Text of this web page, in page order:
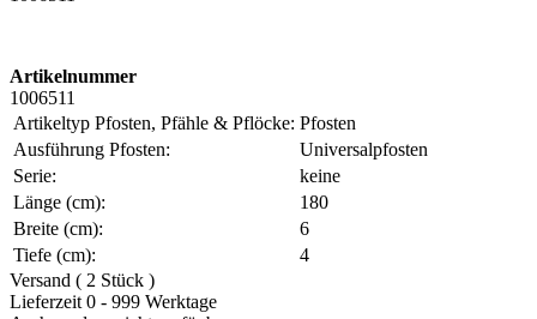
Artikelnummer
1006511
Artikeltyp Pfosten, Pfähle & Pflöcke: Pfosten
Ausführung Pfosten:
Universalpfosten
Serie:
keine
Länge (cm):
180
Breite (cm):
6
Tiefe (cm):
4
Versand ( 2 Stück )
Lieferzeit 0 - 999 Werktage